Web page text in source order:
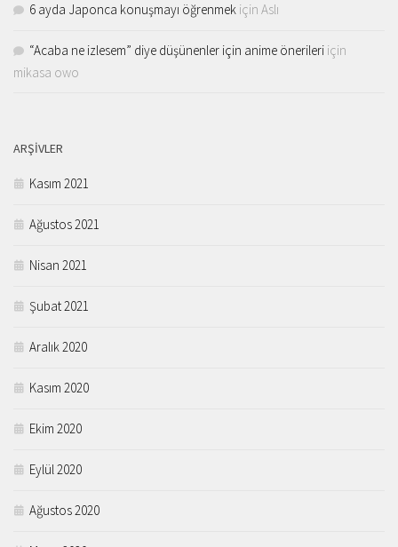
6 ayda Japonca konuşmayı öğrenmek için Aslı
“Acaba ne izlesem” diye düşünenler için anime önerileri için
mikasa owo
ARŞIVLER
Kasım 2021
Ağustos 2021
Nisan 2021
Şubat 2021
Aralık 2020
Kasım 2020
Ekim 2020
Eylül 2020
Ağustos 2020